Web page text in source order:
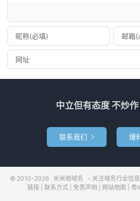
中立但有态度 不炒
联系我们  爆
© 2010-2026 米米地域名 - 关注域名行业信
链接
联系方式 免责声明 网站地图 粤